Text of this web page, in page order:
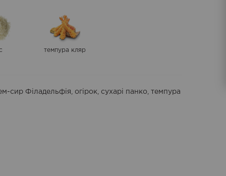
темпура кляр
сир Філадельфія, огірок, сухарі панко, темпура